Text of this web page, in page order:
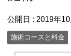
公開日 : 2019年10
施術コースと料金